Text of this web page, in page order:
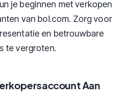
je beginnen met verkopen
van bol.com. Zorg voor
en betrouwbare
te vergroten.
Aan